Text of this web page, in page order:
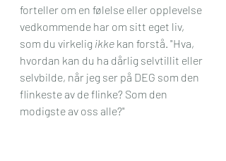
forteller om en følelse eller opplevelse
vedkommende har om sitt eget liv,
som du virkelig ikke kan forstå. "Hva,
hvordan kan du ha dårlig selvtillit eller
selvbilde, når jeg ser på DEG som den
flinkeste av de flinke? Som den
modigste av oss alle?"